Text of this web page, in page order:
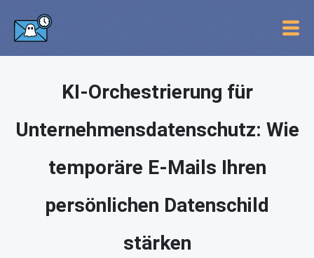
KI-Orchestrierung für
Unternehmensdatenschutz: Wie
temporäre E-Mails Ihren
persönlichen Datenschild
stärken